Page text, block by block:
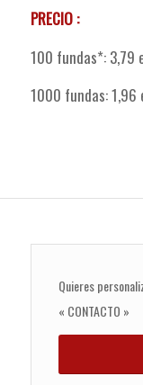
PRECIO :
100 fundas*: 3,79
1000 fundas:
Quieres
« CONTACTO »